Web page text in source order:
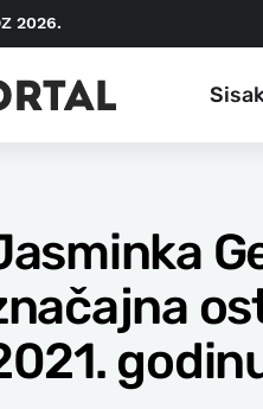
2026.